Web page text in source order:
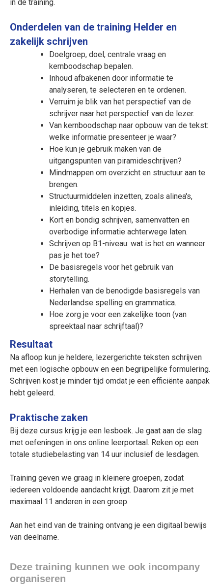
in de training.
Onderdelen van de training Helder en
zakelijk schrijven
Doelgroep, doel, centrale vraag en
kernboodschap bepalen.
Inhoud afbakenen door informatie te
analyseren, te selecteren en te ordenen.
Verruim je blik van het perspectief van de
schrijver naar het perspectief van de lezer.
Van kernboodschap naar opbouw van de tekst:
welke informatie presenteer je waar?
Hoe kun je gebruik maken van de
uitgangspunten van piramideschrijven?
Mindmappen om overzicht en structuur aan te
brengen.
Structuurmiddelen inzetten, zoals alinea's,
inleiding, titels en kopjes.
Kort en bondig schrijven, samenvatten en
overbodige informatie achterwege laten.
Schrijven op B1-niveau: wat is het en wanneer
pas je het toe?
De basisregels voor het gebruik van
storytelling.
Herhalen van de benodigde basisregels van
Nederlandse spelling en grammatica.
Hoe zorg je voor een zakelijke toon (van
spreektaal naar schrijftaal)?
Resultaat
Na afloop kun je heldere, lezergerichte teksten schrijven
met een logische opbouw en een begrijpelijke formulering.
Schrijven kost je minder tijd omdat je een efficiënte aanpak
hebt geleerd.
Praktische zaken
Bij deze cursus krijg je een lesboek. Je gaat aan de slag
met oefeningen in ons online leerportaal. Reken op een
totale studiebelasting van 14 uur inclusief de lesdagen.
Training geven we graag in kleinere groepen, zodat
iedereen voldoende aandacht krijgt. Daarom zit je met
maximaal 11 anderen in een groep.
Aan het eind van de training ontvang je een digitaal bewijs
van deelname.
Deze training kunnen we ook incompany
organiseren